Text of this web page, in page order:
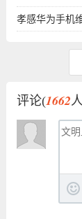
孝感华为手机
评论(1662